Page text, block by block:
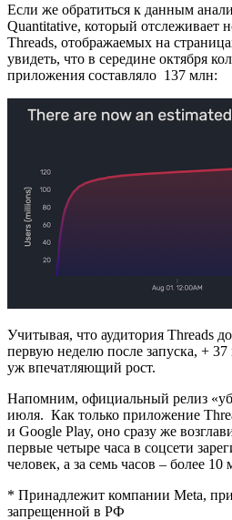
Если же обратиться к данным
Quantitative, который отслеживает
Threads, отображаемых на
увидеть, что в середине октября
приложения составляло 137 млн:
Учитывая, что аудитория Threads
первую неделю после запуска, + 37
уж впечатляющий рост.
Напомним, официальный релиз
июля. Как только приложение
и Google Play, оно сразу же
первые четыре часа в соцсети
человек, а за семь часов – более 10
* Принадлежит компании Meta,
запрещенной в РФ